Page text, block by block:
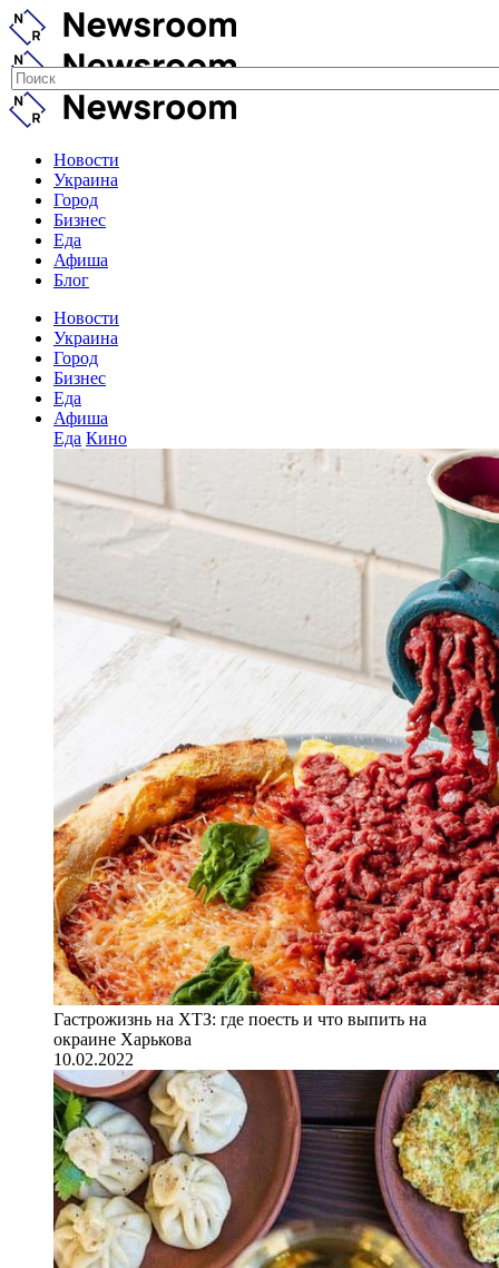
Новости
Украина
Город
Бизнес
Еда
Афиша
Блог
Новости
Украина
Город
Бизнес
Еда
Афиша
Еда Кино
Гастрожизнь на ХТЗ: где поесть и что выпить на
окраине Харькова
10.02.2022